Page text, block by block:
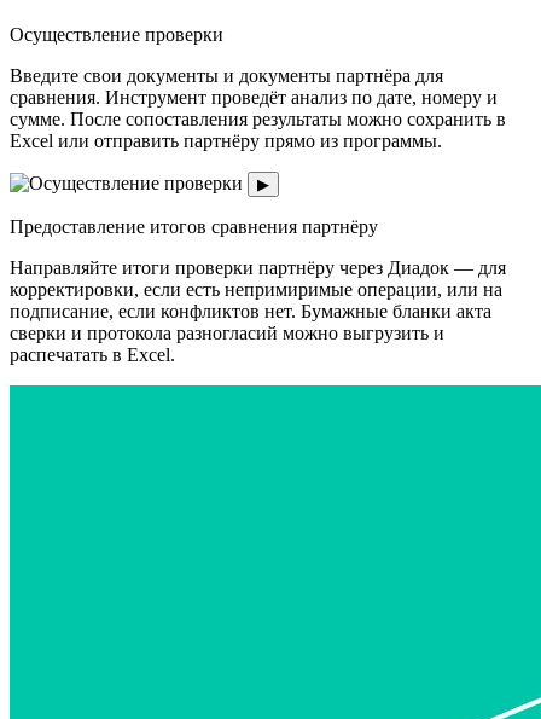
Осуществление проверки
Введите свои документы и документы партнёра для
сравнения. Инструмент проведёт анализ по дате, номеру и
сумме. После сопоставления результаты можно сохранить в
Excel или отправить партнёру прямо из программы.
▶
Предоставление итогов сравнения партнёру
Направляйте итоги проверки партнёру через Диадок — для
корректировки, если есть непримиримые операции, или на
подписание, если конфликтов нет. Бумажные бланки акта
сверки и протокола разногласий можно выгрузить и
распечатать в Excel.